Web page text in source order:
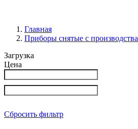
Главная
Приборы снятые с производства
Загрузка
Цена
Сбросить фильтр